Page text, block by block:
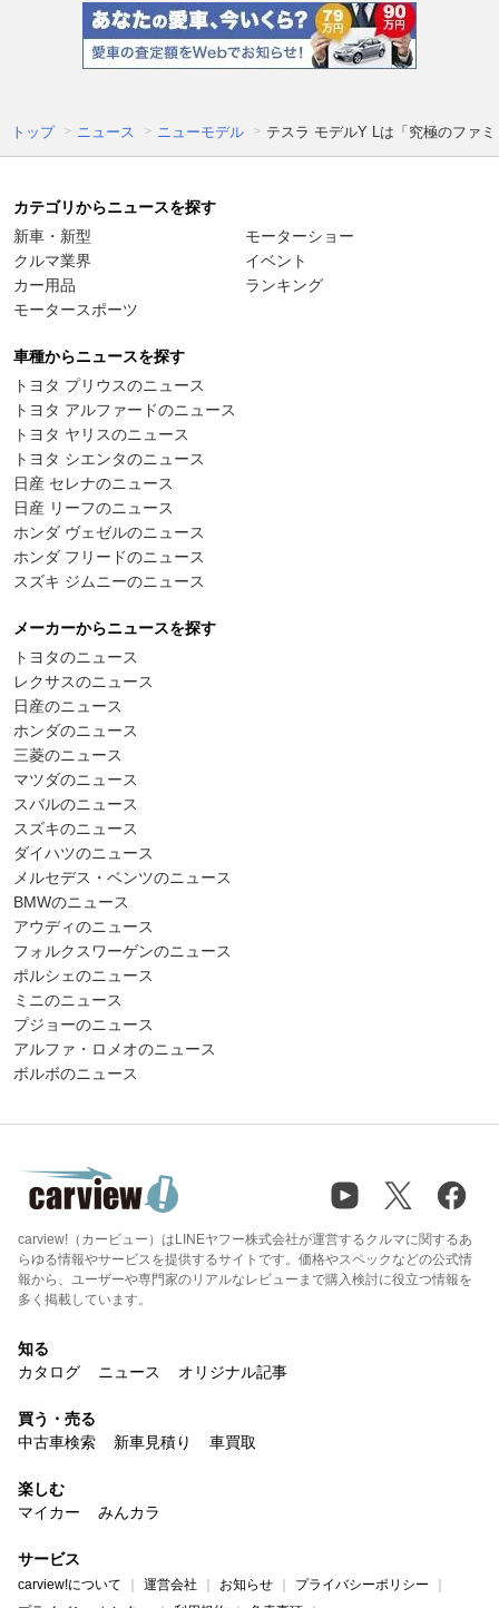
トップ ニュース ニューモデル テスラ モデルY Lは「究極のファ
カテゴリからニュースを探す
新車・新型
クルマ業界
カー用品
モータースポーツ
モーターショー
イベント
ランキング
車種からニュースを探す
トヨタ プリウスのニュース
トヨタ アルファードのニュース
トヨタ ヤリスのニュース
トヨタ シエンタのニュース
日産 セレナのニュース
日産 リーフのニュース
ホンダ ヴェゼルのニュース
ホンダ フリードのニュース
スズキ ジムニーのニュース
メーカーからニュースを探す
トヨタのニュース
レクサスのニュース
日産のニュース
ホンダのニュース
三菱のニュース
マツダのニュース
スバルのニュース
スズキのニュース
ダイハツのニュース
メルセデス・ベンツのニュース
BMWのニュース
アウディのニュース
フォルクスワーゲンのニュース
ポルシェのニュース
ミニのニュース
プジョーのニュース
アルファ・ロメオのニュース
ボルボのニュース
carview!（カービュー）はLINEヤフー株式会社が運営するクルマに関するあ
らゆる情報やサービスを提供するサイトです。価格やスペックなどの公式情
報から、ユーザーや専門家のリアルなレビューまで購入検討に役立つ情報を
多く掲載しています。
知る
カタログ
ニュース オリジナル記事
買う・売る
中古車検索
新車見積り 車買取
楽しむ
マイカー
みんカラ
サービス
carview!について 運営会社 お知らせ
プライバシーポリシー